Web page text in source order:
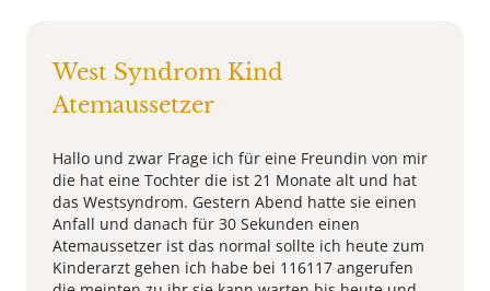
West Syndrom Kind
Atemaussetzer
Hallo und zwar Frage ich für eine Freundin von mir
die hat eine Tochter die ist 21 Monate alt und hat
das Westsyndrom. Gestern Abend hatte sie einen
Anfall und danach für 30 Sekunden einen
Atemaussetzer ist das normal sollte ich heute zum
Kinderarzt gehen ich habe bei 116117 angerufen